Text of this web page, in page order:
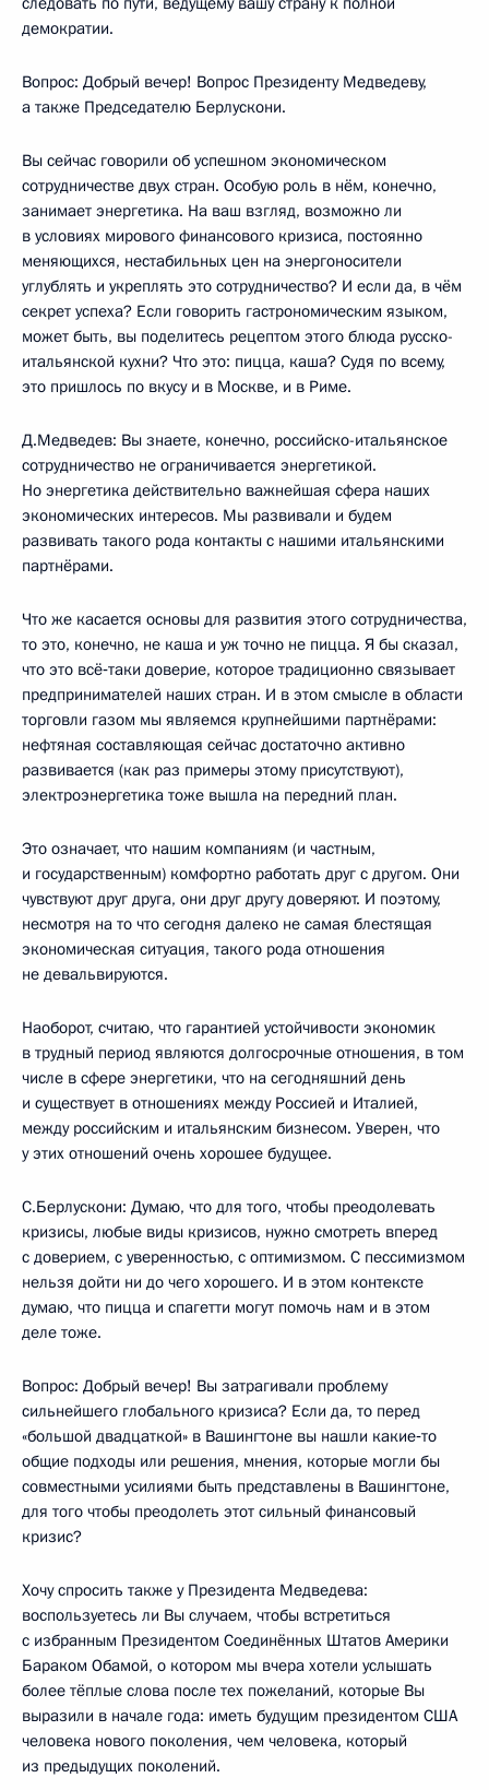
демократии.
Вопрос: Добрый вечер! Вопрос Президенту Медведеву,
а также Председателю Берлускони.
Вы сейчас говорили об успешном экономическом
сотрудничестве двух стран. Особую роль в нём, конечно,
занимает энергетика. На ваш взгляд, возможно ли
в условиях мирового финансового кризиса, постоянно
меняющихся, нестабильных цен на энергоносители
углублять и укреплять это сотрудничество? И если да, в чём
секрет успеха? Если говорить гастрономическим языком,
может быть, вы поделитесь рецептом этого блюда русско-
итальянской кухни? Что это: пицца, каша? Судя по всему,
это пришлось по вкусу и в Москве, и в Риме.
Д.Медведев: Вы знаете, конечно, российско-итальянское
сотрудничество не ограничивается энергетикой.
Но энергетика действительно важнейшая сфера наших
экономических интересов. Мы развивали и будем
развивать такого рода контакты с нашими итальянскими
партнёрами.
Что же касается основы для развития этого сотрудничества,
то это, конечно, не каша и уж точно не пицца. Я бы сказал,
что это всё‑таки доверие, которое традиционно связывает
предпринимателей наших стран. И в этом смысле в области
торговли газом мы являемся крупнейшими партнёрами:
нефтяная составляющая сейчас достаточно активно
развивается (как раз примеры этому присутствуют),
электроэнергетика тоже вышла на передний план.
Это означает, что нашим компаниям (и частным,
и государственным) комфортно работать друг с другом. Они
чувствуют друг друга, они друг другу доверяют. И поэтому,
несмотря на то что сегодня далеко не самая блестящая
экономическая ситуация, такого рода отношения
не девальвируются.
Наоборот, считаю, что гарантией устойчивости экономик
в трудный период являются долгосрочные отношения, в том
числе в сфере энергетики, что на сегодняшний день
и существует в отношениях между Россией и Италией,
между российским и итальянским бизнесом. Уверен, что
у этих отношений очень хорошее будущее.
С.Берлускони: Думаю, что для того, чтобы преодолевать
кризисы, любые виды кризисов, нужно смотреть вперед
с доверием, с уверенностью, с оптимизмом. С пессимизмом
нельзя дойти ни до чего хорошего. И в этом контексте
думаю, что пицца и спагетти могут помочь нам и в этом
деле тоже.
Вопрос: Добрый вечер! Вы затрагивали проблему
сильнейшего глобального кризиса? Если да, то перед
«большой двадцаткой» в Вашингтоне вы нашли какие‑то
общие подходы или решения, мнения, которые могли бы
совместными усилиями быть представлены в Вашингтоне,
для того чтобы преодолеть этот сильный финансовый
кризис?
Хочу спросить также у Президента Медведева:
воспользуетесь ли Вы случаем, чтобы встретиться
с избранным Президентом Соединённых Штатов Америки
Бараком Обамой, о котором мы вчера хотели услышать
более тёплые слова после тех пожеланий, которые Вы
выразили в начале года: иметь будущим президентом США
человека нового поколения, чем человека, который
из предыдущих поколений.